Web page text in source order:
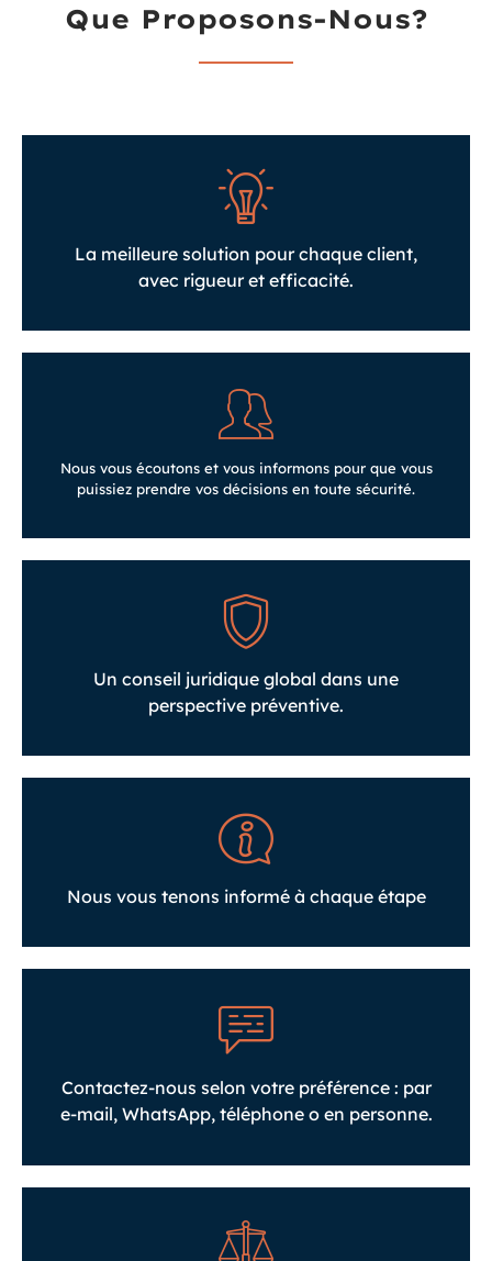
Que Proposons-Nous?
La meilleure solution pour chaque client,
avec rigueur et efficacité.
Nous vous écoutons et vous informons pour que vous
puissiez prendre vos décisions en toute sécurité.
Un conseil juridique global dans une
perspective préventive.
Nous vous tenons informé à chaque étape
Contactez-nous selon votre préférence : par
e-mail, WhatsApp, téléphone o en personne.